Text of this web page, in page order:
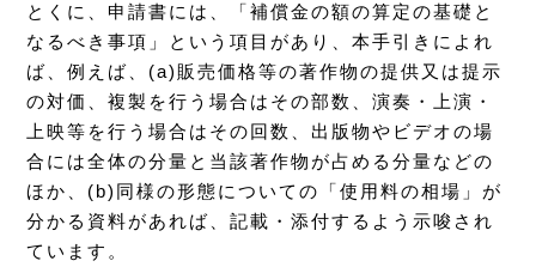
とくに、申請書には、「補償金の額の算定の基礎と
なるべき事項」という項目があり、本手引きによれ
ば、例えば、(a)販売価格等の著作物の提供又は提示
の対価、複製を行う場合はその部数、演奏・上演・
上映等を行う場合はその回数、出版物やビデオの場
合には全体の分量と当該著作物が占める分量などの
ほか、(b)同様の形態についての「使用料の相場」が
分かる資料があれば、記載・添付するよう示唆され
ています。